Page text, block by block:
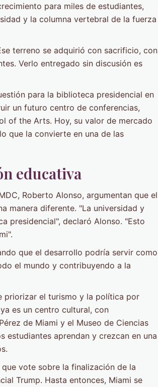
para miles de estudiantes,
y la columna vertebral de la fuerza
terreno se adquirió con sacrificio, con
Verlo entregado sin discusión es
para la biblioteca presidencial en
un futuro centro de conferencias,
of the Arts. Hoy, su valor de mercado
que la convierte en una de las
educativa
Roberto Alonso, argumentan que el
manera diferente. "La universidad y
presidencial", declaró Alonso. "Esto
que el desarrollo podría servir como
el mundo y contribuyendo a la
priorizar el turismo y la política por
es un centro cultural, con
de Miami y el Museo de Ciencias
estudiantes aprendan y crezcan en una
vote sobre la finalización de la
Trump. Hasta entonces, Miami se